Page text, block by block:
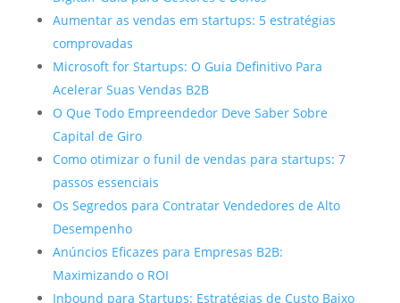
Aumentar as vendas em startups: 5 estratégias
comprovadas
Microsoft for Startups: O Guia Definitivo Para
Acelerar Suas Vendas B2B
O Que Todo Empreendedor Deve Saber Sobre
Capital de Giro
Como otimizar o funil de vendas para startups: 7
passos essenciais
Os Segredos para Contratar Vendedores de Alto
Desempenho
Anúncios Eficazes para Empresas B2B:
Maximizando o ROI
Inbound para Startups: Estratégias de Custo Baixo